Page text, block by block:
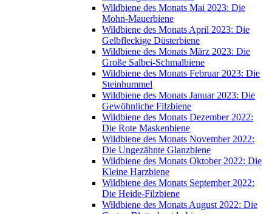
Wildbiene des Monats Mai 2023: Die
Mohn-Mauerbiene
Wildbiene des Monats April 2023: Die
Gelbfleckige Düsterbiene
Wildbiene des Monats März 2023: Die
Große Salbei-Schmalbiene
Wildbiene des Monats Februar 2023: Die
Steinhummel
Wildbiene des Monats Januar 2023: Die
Gewöhnliche Filzbiene
Wildbiene des Monats Dezember 2022:
Die Rote Maskenbiene
Wildbiene des Monats November 2022:
Die Ungezähnte Glanzbiene
Wildbiene des Monats Oktober 2022: Die
Kleine Harzbiene
Wildbiene des Monats September 2022:
Die Heide-Filzbiene
Wildbiene des Monats August 2022: Die